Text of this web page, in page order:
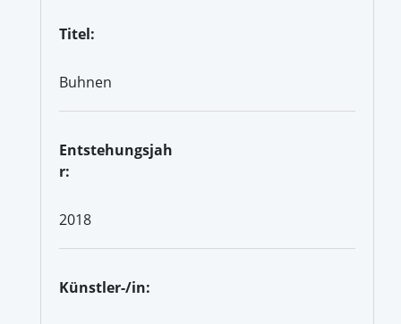
Titel:
Buhnen
Entstehungsjah
r:
2018
Künstler-/in: